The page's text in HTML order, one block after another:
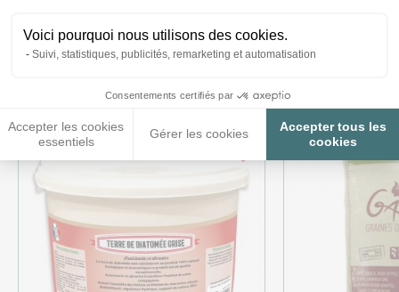
Voici pourquoi nous utilisons des cookies.
Suivi, statistiques, publicités, remarketing et automatisation
Consentements certifiés par
Accepter les cookies
essentiels
Gérer les cookies
Accepter tous les
cookies
Ces produits peuvent vous
Made in France